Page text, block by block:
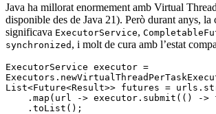
Java ha millorat enormement amb Virtual
disponible des de Java 21). Però durant anys, la
significava ExecutorService,
synchronized , i molt de cura amb l’estat
ExecutorService executor =
Executors .
List<Future<Result>> futures = urls .
    .
map (url -> executor . submit (() ->
    .
toList ();